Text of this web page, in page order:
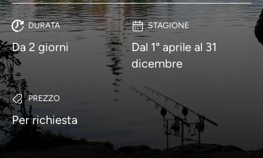
DURATA
Da 2 giorni
STAGIONE
Dal 1° aprile al 31
dicembre
PREZZO
Per richiesta